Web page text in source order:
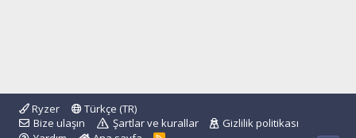
Ryzer
Türkçe (TR)
Bize ulaşın
Şartlar ve kurallar
Gizlilik politikası